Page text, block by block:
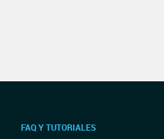
FAQ Y TUTORIALES